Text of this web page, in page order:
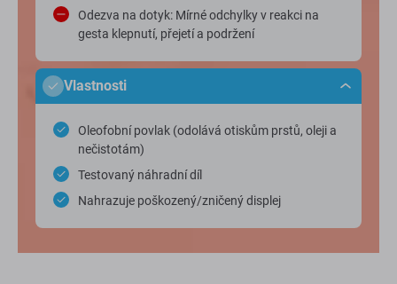
Odezva na dotyk: Mírné odchylky v reakci na
gesta klepnutí, přejetí a podržení
Vlastnosti
Oleofobní povlak (odolává otiskům prstů, oleji a
nečistotám)
Testovaný náhradní díl
Nahrazuje poškozený/zničený displej